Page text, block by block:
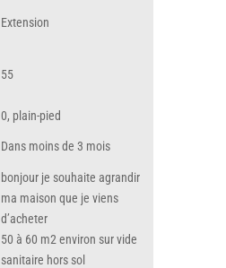
Extension
55
0, plain-pied
Dans moins de 3 mois
bonjour je souhaite agrandir
ma maison que je viens
d’acheter
50 à 60 m2 environ sur vide
sanitaire hors sol